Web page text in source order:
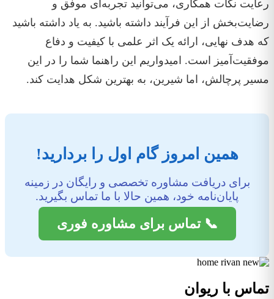
رعایت نکات همکاری، می‌توانید تجربه‌ای موفق و
رضایت‌بخش از این فرآیند داشته باشید. به یاد داشته باشید
که هدف نهایی، ارائه یک اثر علمی با کیفیت و دفاع
موفقیت‌آمیز است. امیدواریم این راهنما شما را در این
مسیر پرچالش، اما شیرین، به بهترین شکل هدایت کند.
همین امروز گام اول را بردارید!
برای دریافت مشاوره تخصصی و رایگان در زمینه
پایان‌نامه خود، همین حالا با ما تماس بگیرید.
📞 تماس برای مشاوره فوری
تماس با ریوان